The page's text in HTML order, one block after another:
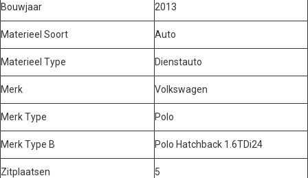
Bouwjaar 2013
Materieel Soort Auto
Materieel Type Dienstauto
Merk Volkswagen
Merk Type Polo
Merk Type B Polo Hatchback 1.6TDi24
Zitplaatsen 5